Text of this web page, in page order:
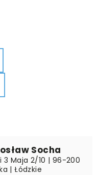
Socha
3 Maja 2/10 | 96-200
| Łódzkie